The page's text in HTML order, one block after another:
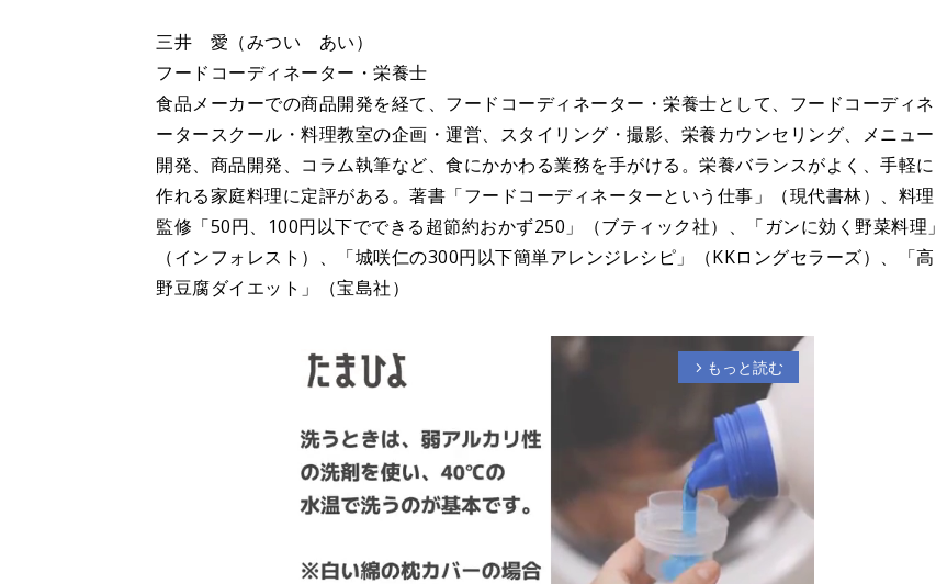
三井 愛（みつい あい）
フードコーディネーター・栄養士
食品メーカーでの商品開発を経て、フードコーディネーター・栄養士として、フードコーディネ
ータースクール・料理教室の企画・運営、スタイリング・撮影、栄養カウンセリング、メニュー
開発、商品開発、コラム執筆など、食にかかわる業務を手がける。栄養バランスがよく、手軽に
作れる家庭料理に定評がある。著書「フードコーディネーターという仕事」（現代書林）、料理
監修「50円、100円以下でできる超節約おかず250」（ブティック社）、「ガンに効く野菜料理」
（インフォレスト）、「城咲仁の300円以下簡単アレンジレシピ」（KKロングセラーズ）、「高
野豆腐ダイエット」（宝島社）
arrow_forward_ios もっと読む